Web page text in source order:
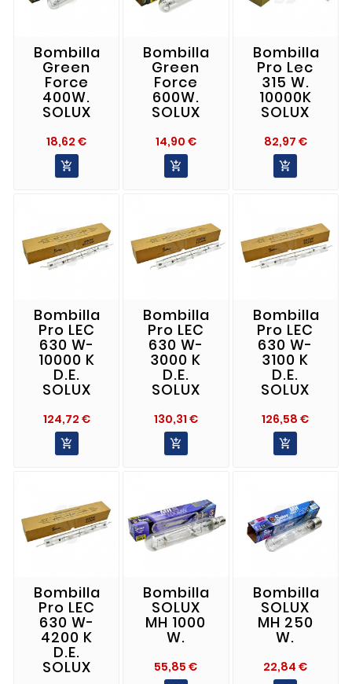
Bombilla
Green
Force
400W.
SOLUX
18,62 €Precio

Bombilla
Green
Force
600W.
SOLUX
14,90 €Precio

Bombilla
Pro Lec
315 W.
10000K
SOLUX
82,97 €Precio

Bombilla
Pro LEC
630 W-
10000 K
D.E.
SOLUX
124,72 €Precio

Bombilla
Pro LEC
630 W-
3000 K
D.E.
SOLUX
130,31 €Precio

Bombilla
Pro LEC
630 W-
3100 K
D.E.
SOLUX
126,58 €Precio

Bombilla
Pro LEC
630 W-
4200 K
D.E.
SOLUX
Bombilla
SOLUX
MH 1000
W.
55,85 €Precio
Bombilla
SOLUX
MH 250
W.
22,84 €Precio